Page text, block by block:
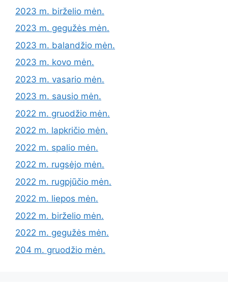
2023 m. birželio mėn.
2023 m. gegužės mėn.
2023 m. balandžio mėn.
2023 m. kovo mėn.
2023 m. vasario mėn.
2023 m. sausio mėn.
2022 m. gruodžio mėn.
2022 m. lapkričio mėn.
2022 m. spalio mėn.
2022 m. rugsėjo mėn.
2022 m. rugpjūčio mėn.
2022 m. liepos mėn.
2022 m. birželio mėn.
2022 m. gegužės mėn.
204 m. gruodžio mėn.